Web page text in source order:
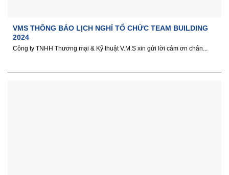
VMS THÔNG BÁO LỊCH NGHỈ TỔ CHỨC TEAM BUILDING
2024
Công ty TNHH Thương mại & Kỹ thuật V.M.S xin gửi lời cảm ơn chân...